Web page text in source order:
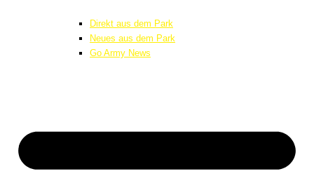
Direkt aus dem Park
Neues aus dem Park
Go Army News